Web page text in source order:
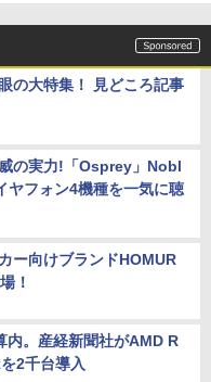
の大特集！ 見どころ記事
の実力!「Osprey」Nobl
フォン4機種を一気に聴
ー向けブランドHOMUR
！
内。産経新聞社がAMD R
2千台導入